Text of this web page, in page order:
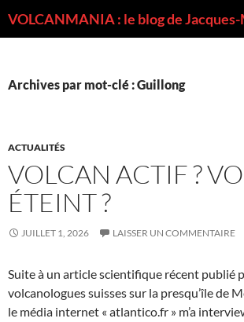
Archives par mot-clé : Guillong
ACTUALITÉS
VOLCAN ACTIF ?
ÉTEINT ?
JUILLET 1, 2026 LAISSER UN COMMENTAIRE
Suite à un article scientifique récent publié
volcanologues suisses sur la presqu’île de
le média internet « atlantico.fr » m’a